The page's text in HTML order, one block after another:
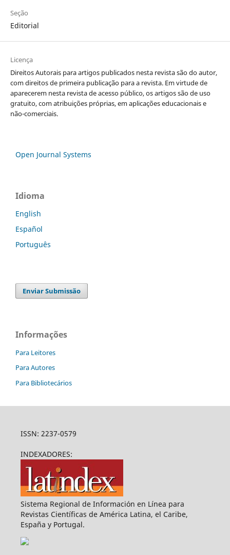
Seção
Editorial
Licença
Direitos Autorais para artigos publicados nesta revista são do autor,
com direitos de primeira publicação para a revista. Em virtude de
aparecerem nesta revista de acesso público, os artigos são de uso
gratuito, com atribuições próprias, em aplicações educacionais e
não-comerciais.
Open Journal Systems
Idioma
English
Español
Português
Enviar Submissão
Informações
Para Leitores
Para Autores
Para Bibliotecários
ISSN: 2237-0579
INDEXADORES:
Sistema Regional de Información en Línea para
Revistas Científicas de América Latina, el Caribe,
España y Portugal.